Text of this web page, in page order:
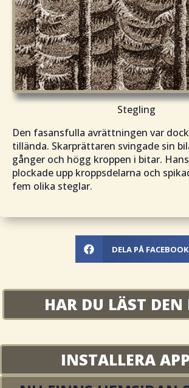
Stegling
Den fasansfulla avrättningen var
tillända. Skarprättaren svingade sin
gånger och högg kroppen i bitar.
plockade upp kroppsdelarna och
fem olika steglar.
 DELA PÅ FACEBOOK
HAR DU LÄST DEN
INSTALLERA